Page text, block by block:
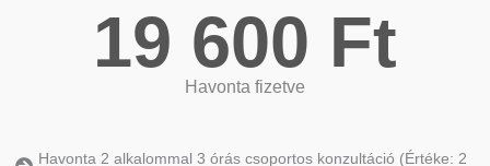
19 600 Ft
Havonta fizetve
Havonta 2 alkalommal 3 órás csoportos konzultáció (Értéke: 2